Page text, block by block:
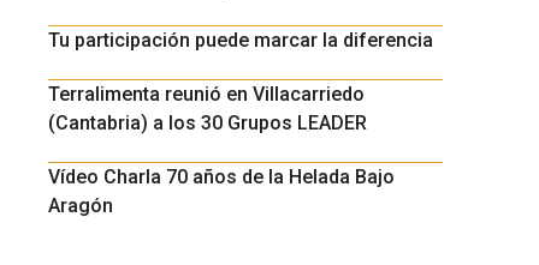
Tu participación puede marcar la diferencia
Terralimenta reunió en Villacarriedo
(Cantabria) a los 30 Grupos LEADER
Vídeo Charla 70 años de la Helada Bajo
Aragón